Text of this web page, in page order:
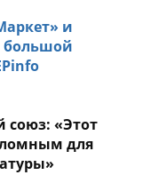
и
большой
«Этот
для